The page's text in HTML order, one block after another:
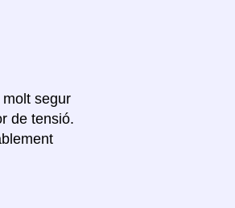
segur
de tensió.